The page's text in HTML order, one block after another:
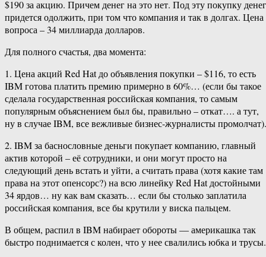
$190 за акцию. Причем денег на это нет. Под эту покупку денег
придется одолжить, при том что компания и так в долгах. Цена
вопроса – 34 миллиарда долларов.
Для полного счастья, два момента:
1. Цена акций Red Hat до объявления покупки – $116, то есть
IBM готова платить премию примерно в 60%… (если бы такое
сделала государственная российская компания, то самым
популярным объяснением был бы, правильно – откат…. а тут,
ну в случае IBM, все вежливые бизнес-журналисты промолчат).
2. IBM за баснословные деньги покупает компанию, главный
актив которой – её сотрудники, и они могут просто на
следующий день встать и уйти, а считать права (хотя какие там
права на этот опенсорс?) на всю линейку Red Hat достойными
34 ярдов… ну как вам сказать… если бы столько заплатила
российская компания, все бы крутили у виска пальцем.
В общем, распил в IBM набирает обороты — америкашка так
быстро поднимается с колен, что у нее свалились юбка и трусы.